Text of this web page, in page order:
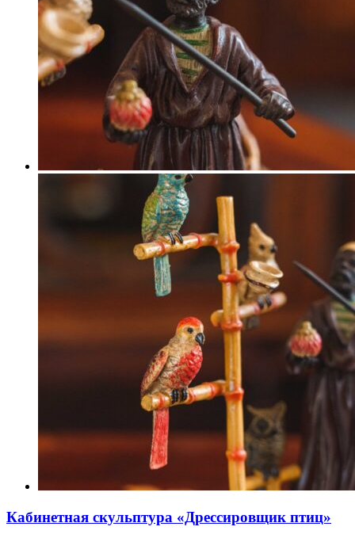
Кабинетная скульптура «Дрессировщик птиц»